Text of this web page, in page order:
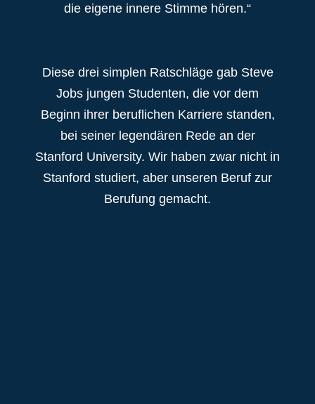
die eigene innere Stimme hören.“
Diese drei simplen Ratschläge gab Steve
Jobs jungen Studenten, die vor dem
Beginn ihrer beruflichen Karriere standen,
bei seiner legendären Rede an der
Stanford University. Wir haben zwar nicht in
Stanford studiert, aber unseren Beruf zur
Berufung gemacht.